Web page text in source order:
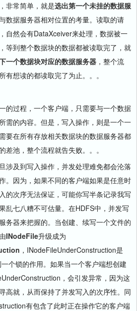
非常简单，就是选出第一个未挂的数据服
数据服务器相对位置的考量。读取的请
自然会有DataXceiver来处理，数据被一
等到整个数据块的数据都被读取完了，就
一个数据块对应的数据服务器 ，整个流
有想读的都读取完了为止。。。
过程，一个客户端，只需要与一个数据
需的内容。但是，写入操作，则是一个一
要在所有存放相关数据块的数据服务器都
差池，整个流程就告失败。。。
及到写入操作，并发处理难免都会沦落
。因为，如果不同的客户端如果是任意时
的次序无法保证，可能你写半条记录我写
乱七八糟不可估量。在HDFS中，并发写
务器来把握的。当创建、续写一个文件的
INodeFile升级成为
，INodeFileUnderConstruction是
个锁的作用。如果当一个客户端想创建
，会引发异常，因为这
高就，从而保持了并发写入的次序性。同
有包含了此时正在操作它的客户端